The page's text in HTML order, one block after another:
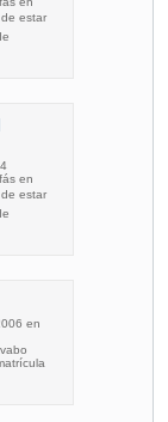
de estar
en
de estar
en